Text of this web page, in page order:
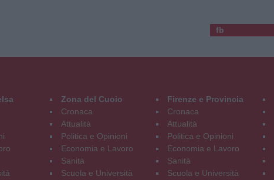
fb
Zona del Cuoio
Cronaca
Attualità
Politica e Opinioni
Economia e Lavoro
Sanità
Scuola e Università
Firenze e Provincia
Cronaca
Attualità
Politica e Opinioni
Economia e Lavoro
Sanità
Scuola e Università